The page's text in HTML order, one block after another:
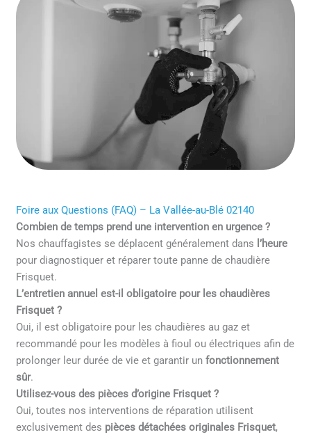
Foire aux Questions (FAQ) – La Vallée-au-Blé 02140
Combien de temps prend une intervention en urgence ?
Nos chauffagistes se déplacent généralement dans l’heure
pour diagnostiquer et réparer toute panne de chaudière
Frisquet.
L’entretien annuel est-il obligatoire pour les chaudières
Frisquet ?
Oui, il est obligatoire pour les chaudières au gaz et
recommandé pour les modèles à fioul ou électriques afin de
prolonger leur durée de vie et garantir unfonctionnement
sûr.
Utilisez-vous des pièces d’origine Frisquet ?
Oui, toutes nos interventions de réparation utilisent
exclusivement des pièces détachées originales Frisquet,